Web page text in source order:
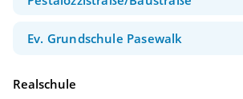
Ev. Grundschule Pasewalk
Realschule